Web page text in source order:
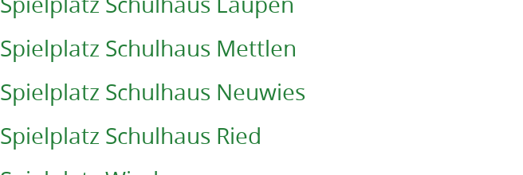
Spielplatz Schulhaus Mettlen
Spielplatz Schulhaus Neuwies
Spielplatz Schulhaus Ried